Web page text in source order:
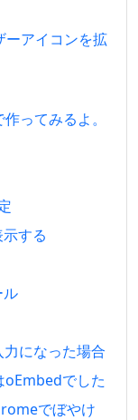
アイコンを拡
ってみるよ。
する
ル
になった場合
oEmbedでした
でぼやけ